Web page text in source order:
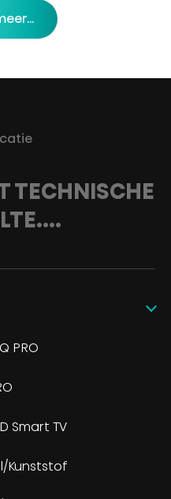
TECHNISCHE
PRO
Smart TV
Kunststof